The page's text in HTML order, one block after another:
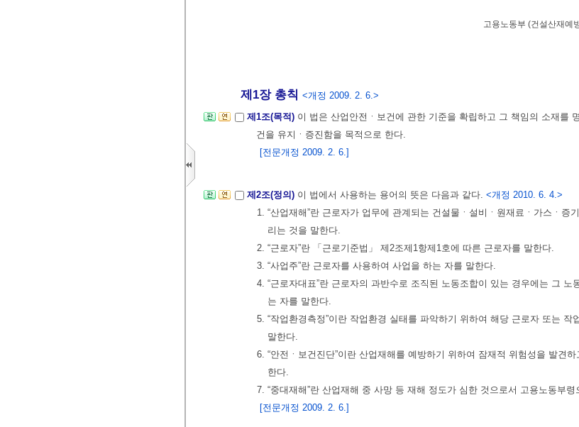
고용노동부 (건설산재예
제1장 총칙 <개정 2009. 2. 6.>
제1조(목적) 이 법은 산업안전ㆍ보건에 관한 기준을 확립하고 그 책임의 소재를
건을 유지ㆍ증진함을 목적으로 한다.
[전문개정 2009. 2. 6.]
제2조(정의) 이 법에서 사용하는 용어의 뜻은 다음과 같다. <개정 2010. 6. 4.>
1. “산업재해”란 근로자가 업무에 관계되는 건설물ㆍ설비ㆍ원재료ㆍ가스ㆍ
리는 것을 말한다.
2. “근로자”란 「근로기준법」 제2조제1항제1호에 따른 근로자를 말한다.
3. “사업주”란 근로자를 사용하여 사업을 하는 자를 말한다.
4. “근로자대표”란 근로자의 과반수로 조직된 노동조합이 있는 경우에는 그
는 자를 말한다.
5. “작업환경측정”이란 작업환경 실태를 파악하기 위하여 해당 근로자 또는
말한다.
6. “안전ㆍ보건진단”이란 산업재해를 예방하기 위하여 잠재적 위험성을 발견
한다.
7. “중대재해”란 산업재해 중 사망 등 재해 정도가 심한 것으로서 고용노동부
[전문개정 2009. 2. 6.]